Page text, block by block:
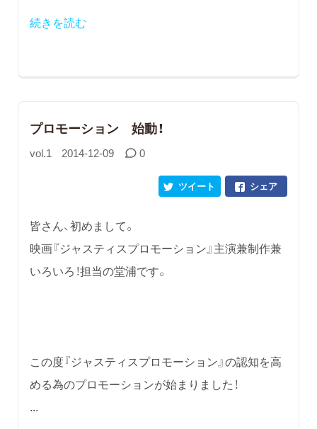
続きを読む
プロモーション 始動！
vol.1 2014-12-09 0
シェア
ツイート
皆さん、初めまして。
映画『ジャスティスプロモーション』主演兼制作兼
いろいろ！担当の堂浦です。
この度『ジャスティスプロモーション』の認知を高
める為のプロモーションが始まりました！
...